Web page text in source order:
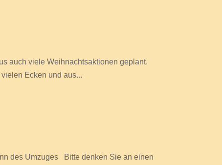
auch viele Weihnachtsaktionen geplant.
Ecken und aus...
Umzuges Bitte denken Sie an einen